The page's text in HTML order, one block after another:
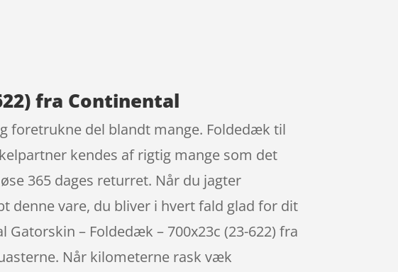
fra Continental
foretrukne del blandt mange. Foldedæk til
kendes af rigtig mange som det
365 dages returret. Når du jagter
denne vare, du bliver i hvert fald glad for dit
– Foldedæk – 700x23c (23-622) fra
Når kilometerne rask væk